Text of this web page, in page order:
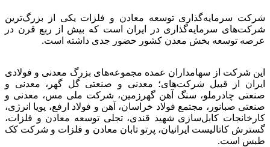
شرکت سرمایه‌گذاری توسعه معادن و فلزات یکی از بزرگ‌ترین
شرکت‌های سرمایه‌گذاری در ایران است که بیش از ربع قرن در
عرصه توسعه بخش معدن کشور حضور جدی داشته است.
این شرکت از سهامداران عمده مجموعه‌های بزرگ معدنی و فولادی
ایران از قبیل شرکت‌های؛ معدنی و صنعتی گل گهر، معدنی و
صنعتی چادرملو، سنگ آهن گهرزمین، شرکت ملی مس، معدنی و
صنعتی صبانور، مجتمع فولاد خراسان، آهن و فولاد ارفع، پویا انرژی،
کارخانجات کابل‌سازی شهید قندی، تجلی توسعه معادن و فلزات،
گسترش کاتالیست ایرانیان، پرتو تابان معادن و فلزات و شرکت کک
طبس است.